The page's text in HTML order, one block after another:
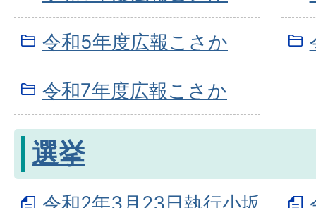
令和5年度広報こさか
令和7年度広報こさか
選挙